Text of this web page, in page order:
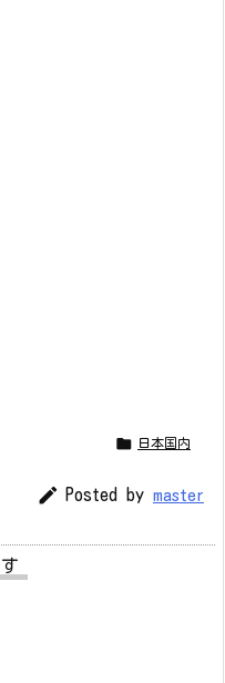
 日本国内
 Posted by master